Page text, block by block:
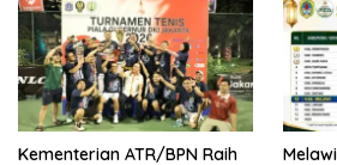
Kementerian ATR/BPN Raih